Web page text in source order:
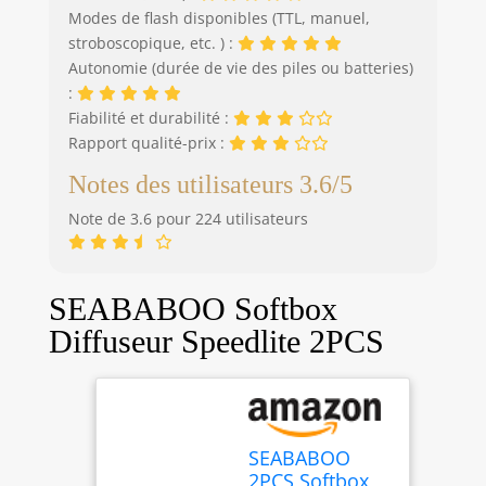
différentes tailles. Contenu de
l'emballage : Vous recevrez 2 pièces
Soft Mini Diffusor,Mise en place et
rabattable en quelques secondes et
de stocker dans la poche à fermeture
éclair et est donc idéal pour le site
applications : La chaussette de
utilisée dans de nombreuses
situations, par exemple la
publicité, la figurine, le portrait, l'art,
le mariage et autres. Le tissu
diffuseur avec une couverture douce
peut vous apporter un plaisir visuel
Modes de flash disponibles (TTL, manuel,
stroboscopique, etc. ) :
Autonomie (durée de vie des piles ou batteries)
:
Fiabilité et durabilité :
Rapport qualité-prix :
Notes des utilisateurs 3.6/5
Note de 3.6 pour 224 utilisateurs
SEABABOO Softbox
Diffuseur Speedlite 2PCS
SEABABOO
2PCS Softbox